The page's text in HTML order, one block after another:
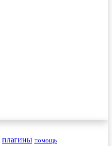
плагины помощь